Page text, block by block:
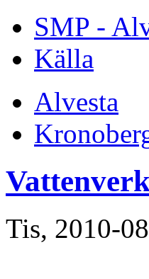
SMP -
Källa
Alvesta
Tis, 2010-